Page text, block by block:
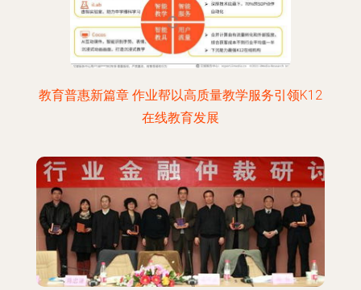
教育普惠新篇章 作业帮以高质量教学服务引领K12
在线教育发展